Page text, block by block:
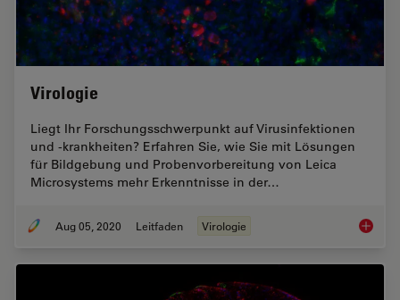
Virologie
Liegt Ihr Forschungsschwerpunkt auf Virusinfektionen
und -krankheiten? Erfahren Sie, wie Sie mit Lösungen
für Bildgebung und Probenvorbereitung von Leica
Microsystems mehr Erkenntnisse in der…
Aug 05, 2020 Leitfaden Virologie